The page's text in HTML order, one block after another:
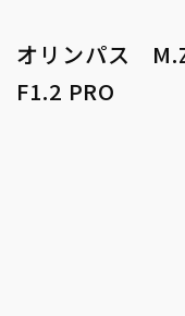
オリンパス
F1.2 PRO